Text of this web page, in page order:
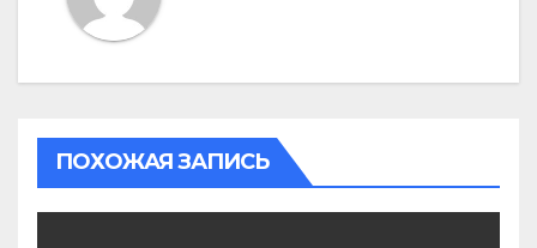
ПОХОЖАЯ ЗАПИСЬ